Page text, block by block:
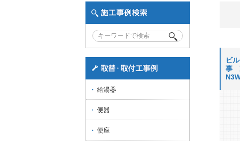
ビ
事
給湯器
便器
便座